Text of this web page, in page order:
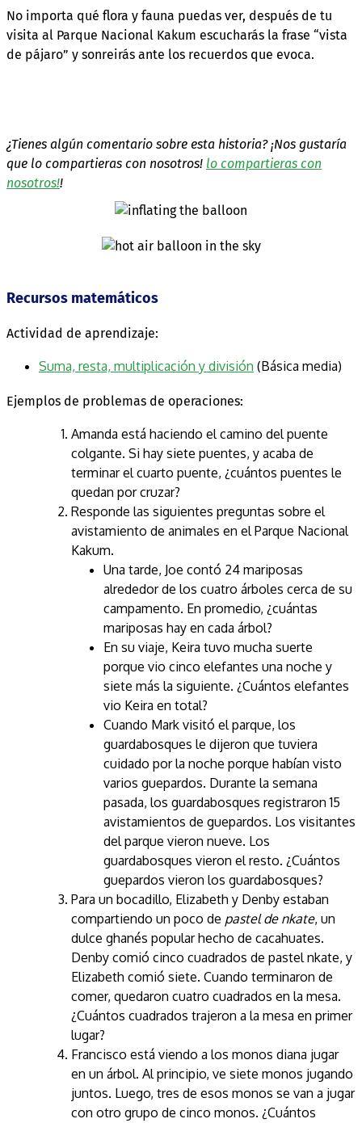
No importa qué flora y fauna puedas ver, después de tu
visita al Parque Nacional Kakum escucharás la frase “vista
de pájaro” y sonreirás ante los recuerdos que evoca.
¿Tienes algún comentario sobre esta historia? ¡Nos gustaría
que lo compartieras con nosotros! lo compartieras con
nosotros!!
Recursos matemáticos
Actividad de aprendizaje:
Suma, resta, multiplicación y división (Básica media)
Ejemplos de problemas de operaciones:
Amanda está haciendo el camino del puente
colgante. Si hay siete puentes, y acaba de
terminar el cuarto puente, ¿cuántos puentes le
quedan por cruzar?
Responde las siguientes preguntas sobre el
avistamiento de animales en el Parque Nacional
Kakum.
Una tarde, Joe contó 24 mariposas
alrededor de los cuatro árboles cerca de su
campamento. En promedio, ¿cuántas
mariposas hay en cada árbol?
En su viaje, Keira tuvo mucha suerte
porque vio cinco elefantes una noche y
siete más la siguiente. ¿Cuántos elefantes
vio Keira en total?
Cuando Mark visitó el parque, los
guardabosques le dijeron que tuviera
cuidado por la noche porque habían visto
varios guepardos. Durante la semana
pasada, los guardabosques registraron 15
avistamientos de guepardos. Los visitantes
del parque vieron nueve. Los
guardabosques vieron el resto. ¿Cuántos
guepardos vieron los guardabosques?
Para un bocadillo, Elizabeth y Denby estaban
compartiendo un poco de pastel de nkate, un
dulce ghanés popular hecho de cacahuates.
Denby comió cinco cuadrados de pastel nkate, y
Elizabeth comió siete. Cuando terminaron de
comer, quedaron cuatro cuadrados en la mesa.
¿Cuántos cuadrados trajeron a la mesa en primer
lugar?
Francisco está viendo a los monos diana jugar
en un árbol. Al principio, ve siete monos jugando
juntos. Luego, tres de esos monos se van a jugar
con otro grupo de cinco monos. ¿Cuántos